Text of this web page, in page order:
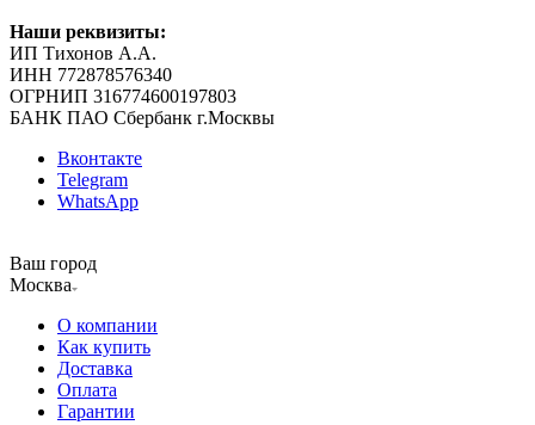
Наши реквизиты:
ИП Тихонов А.А.
ИНН 772878576340
ОГРНИП 316774600197803
БАНК ПАО Сбербанк г.Москвы
Вконтакте
Telegram
WhatsApp
Ваш город
Москва
О компании
Как купить
Доставка
Оплата
Гарантии